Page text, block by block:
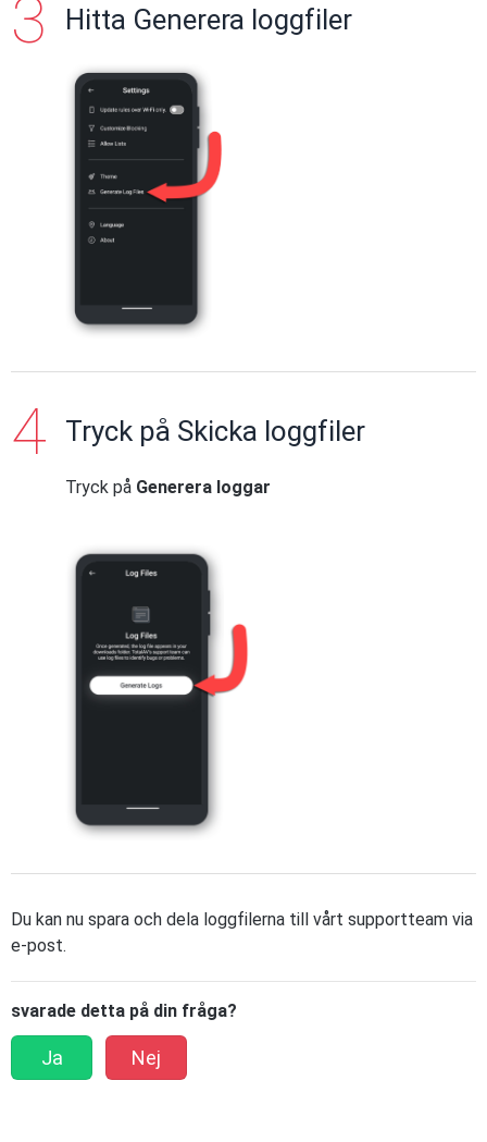
Hitta Generera loggfiler
Tryck på Skicka loggfiler
Tryck på Generera loggar
Du kan nu spara och dela loggfilerna till vårt supportteam via
e-post.
svarade detta på din fråga?
Ja Nej